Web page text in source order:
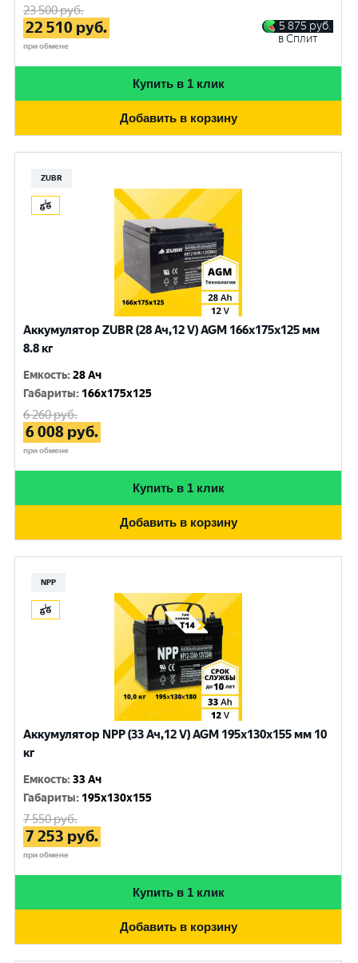
23 500руб.
22 510 руб.
при обмене
5 875 руб.
в Сплит
Купить в 1 клик
Добавить в корзину
ZUBR
Аккумулятор ZUBR (28 Ач,12 V) AGM 166x175x125 мм
8.8 кг
Емкость:28 Ач
Габариты: 166x175x125
6 260руб.
6 008 руб.
при обмене
Купить в 1 клик
Добавить в корзину
NPP
Аккумулятор NPP (33 Ач,12 V) AGM 195x130x155 мм 10
кг
Емкость:33 Ач
Габариты: 195x130x155
7 550руб.
7 253 руб.
при обмене
Купить в 1 клик
Добавить в корзину